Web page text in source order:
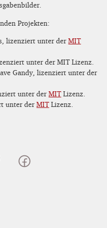
Projekten:
lizenziert unter derMIT
unter der MIT Lizenz.
Gandy, lizenziert unter der
unter derMITLizenz.
unter derMITLizenz.